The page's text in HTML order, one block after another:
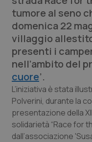
QS Pro
Professionisti
Abruzzo
Basilicata
Calabria
QS Pro Gold
Artrite & artrosi
Asma & BPCO
QS Club
tumore al seno
domenica 22
villaggio
presenti i
nell’ambito del
cuore’.
L’iniziativa è stata
Polverini, durante la
presentazione della
solidarietà “Race for
dall’associazione